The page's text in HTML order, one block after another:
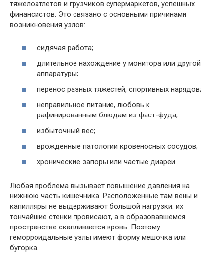
тяжелоатлетов и грузчиков супермаркетов, успешных
финансистов. Это связано с основными причинами
возникновения узлов:
сидячая работа;
длительное нахождение у монитора или другой
аппаратуры;
перенос разных тяжестей, спортивных нарядов;
неправильное питание, любовь к
рафинированным блюдам из фаст-фуда;
избыточный вес;
врожденные патологии кровеносных сосудов;
хронические запоры или частые диареи .
Любая проблема вызывает повышение давления на
нижнюю часть кишечника. Расположенные там вены и
капилляры не выдерживают большой нагрузки: их
тончайшие стенки провисают, а в образовавшемся
пространстве скапливается кровь. Поэтому
геморроидальные узлы имеют форму мешочка или
бугорка.